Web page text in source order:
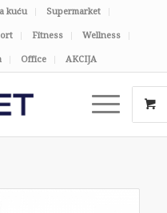
kuću Supermarket
Fitness Wellness
Office AKCIJA